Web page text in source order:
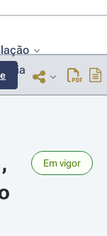
Lia
Em vigor